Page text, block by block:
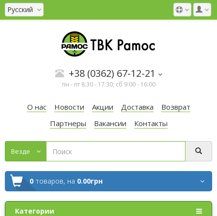
Русский
+38 (0362) 67-12-21
пн - пт 8:30 - 17:30; сб 9:00 - 16:00
О нас Новости Акции Доставка
Возврат
Партнеры
Вакансии Контакты
Везде
0 товаров, на 0.00грн
Категории